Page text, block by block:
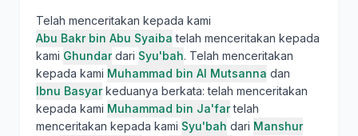
Telah menceritakan kepada kami
Abu Bakr bin Abu Syaiba telah menceritakan kepada
kami Ghundardari Syu'bah. Telah menceritakan
kepada kami Muhammad bin Al Mutsanna dan
Ibnu Basyarkeduanya berkata: telah menceritakan
kepada kami Muhammad bin Ja'fartelah
menceritakan kepada kami Syu'bah dari Manshur